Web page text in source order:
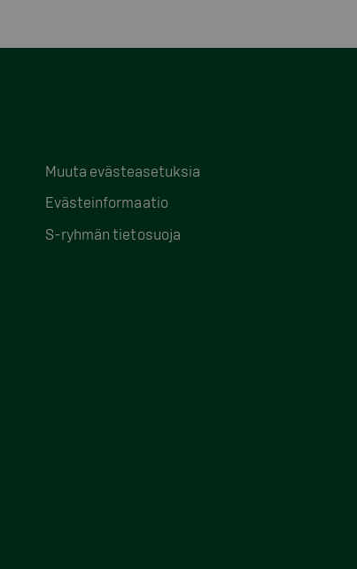
Muuta evästeasetuksia
Evästeinformaatio
S-ryhmän tietosuoja